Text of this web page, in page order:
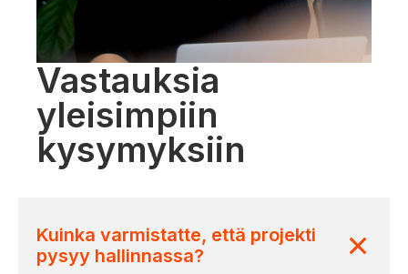
Vastauksia
yleisimpiin
kysymyksiin
Kuinka varmistatte, että projekti
pysyy hallinnassa?